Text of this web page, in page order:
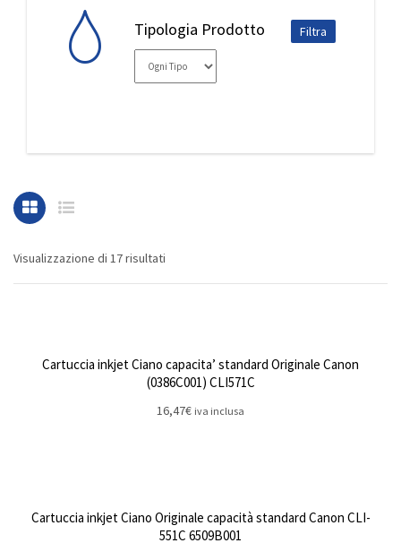
Tipologia Prodotto
Visualizzazione di 17 risultati
Cartuccia inkjet Ciano capacita’ standard Originale Canon
(0386C001) CLI571C
16,47€ iva inclusa
Cartuccia inkjet Ciano Originale capacità standard Canon CLI-
551C 6509B001